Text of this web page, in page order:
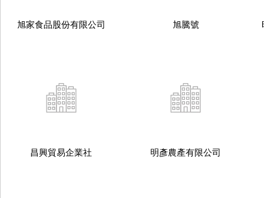
旭家食品股份有限公司 旭騰號
昌興貿易企業社 明彥農產有限公司